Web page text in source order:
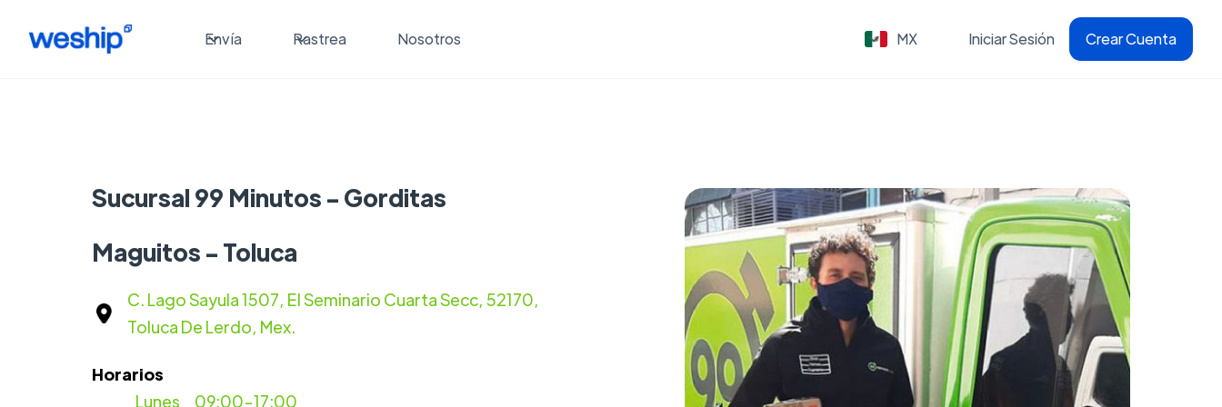
Envía Rastrea Nosotros MX Iniciar Sesión Crear Cuenta
Sucursal 99 Minutos - Gorditas
Maguitos - Toluca
C. Lago Sayula 1507, El Seminario Cuarta Secc, 52170,
Toluca De Lerdo, Mex.
Horarios
09:00-17:00
Lunes